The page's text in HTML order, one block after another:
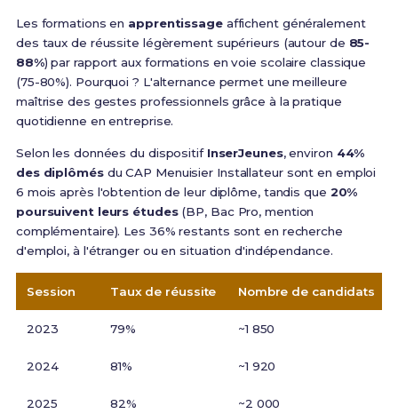
Les formations en apprentissageaffichent généralement
des taux de réussite légèrement supérieurs (autour de 85-
88%) par rapport aux formations en voie scolaire classique
(75-80%). Pourquoi ? L'alternance permet une meilleure
maîtrise des gestes professionnels grâce à la pratique
quotidienne en entreprise.
Selon les données du dispositif InserJeunes, environ 44%
des diplômésdu CAP Menuisier Installateur sont en emploi
6 mois après l'obtention de leur diplôme, tandis que 20%
poursuivent leurs études(BP, Bac Pro, mention
complémentaire). Les 36% restants sont en recherche
d'emploi, à l'étranger ou en situation d'indépendance.
Session Taux de réussite Nombre de candidats
2023 79% ~1 850
2024 81% ~1 920
2025 82% ~2 000